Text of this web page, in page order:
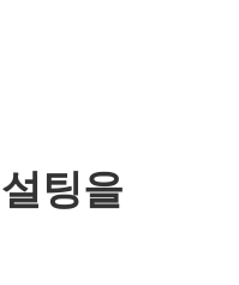
팅을